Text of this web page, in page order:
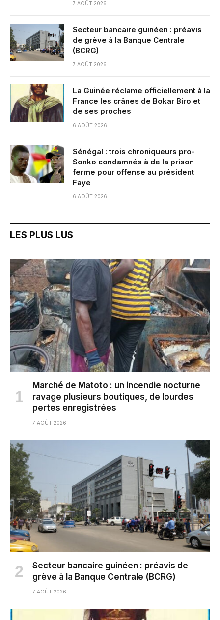
7 AOÛT 2026
Secteur bancaire guinéen : préavis
de grève à la Banque Centrale
(BCRG)
7 AOÛT 2026
La Guinée réclame officiellement à la
France les crânes de Bokar Biro et
de ses proches
6 AOÛT 2026
Sénégal : trois chroniqueurs pro-
Sonko condamnés à de la prison
ferme pour offense au président
Faye
6 AOÛT 2026
LES PLUS LUS
Marché de Matoto : un incendie nocturne
ravage plusieurs boutiques, de lourdes
pertes enregistrées
7 AOÛT 2026
Secteur bancaire guinéen : préavis de
grève à la Banque Centrale (BCRG)
7 AOÛT 2026